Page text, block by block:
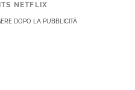
NETFLIX
DOPO LA PUBBLICITÀ